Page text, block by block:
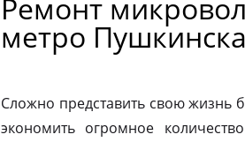
Ремонт
метро
Сложно представить свою жизнь
экономить огромное